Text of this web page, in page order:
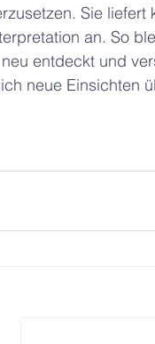
Sie
an. So
entdeckt und
neue Einsichten